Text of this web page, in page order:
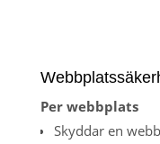
Per webbplats
Skyddar en